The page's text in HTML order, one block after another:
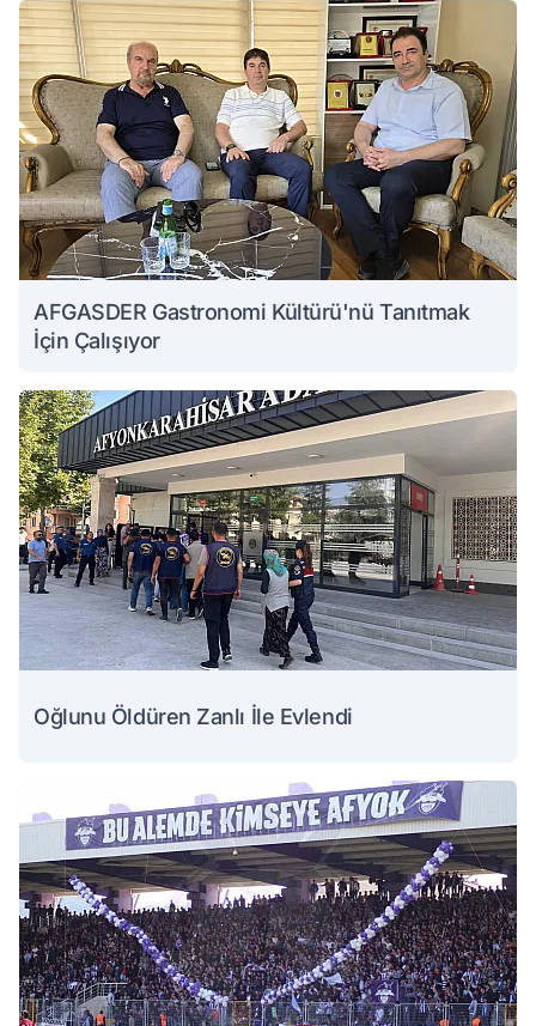
AFGASDER Gastronomi Kültürü'nü Tanıtmak
İçin Çalışıyor
Oğlunu Öldüren Zanlı İle Evlendi